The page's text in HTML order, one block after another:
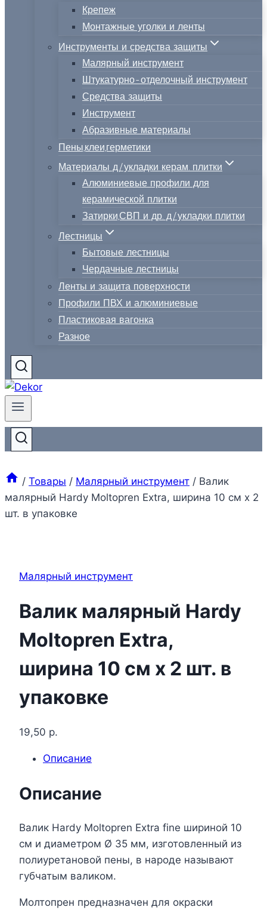
Крепеж
Монтажные уголки и ленты
Инструменты и средства защиты
Малярный инструмент
Штукатурно-отделочный инструмент
Средства защиты
Инструмент
Абразивные материалы
Пены,клеи,герметики
Материалы д/укладки керам. плитки
Алюминиевые профили для
керамической плитки
Затирки,СВП и др. д/укладки плитки
Лестницы
Бытовые лестницы
Чердачные лестницы
Ленты и защита поверхности
Профили ПВХ и алюминиевые
Пластиковая вагонка
Разное
/ Товары / Малярный инструмент / Валик
малярный Hardy Moltopren Extra, ширина 10 см x 2
шт. в упаковке
Малярный инструмент
Валик малярный Hardy
Moltopren Extra,
ширина 10 см x 2 шт. в
упаковке
19,50 р.
Описание
Описание
Валик Hardy Moltopren Extra fine шириной 10
см и диаметром Ø 35 мм, изготовленный из
полиуретановой пены, в народе называют
губчатым валиком.
Молтопрен предназначен для окраски